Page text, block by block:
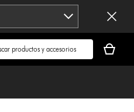
cesta
está